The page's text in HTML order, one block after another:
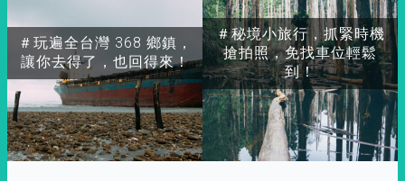
＃玩遍全台灣 368 鄉鎮，
讓你去得了，也回得來！
＃秘境小旅行，抓緊時機
搶拍照，免找車位輕鬆
到！